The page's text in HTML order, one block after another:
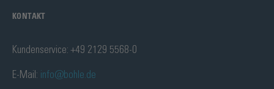
KONTAKT
Kundenservice: +49 2129 5568-0
E-Mail: info@bohle.de